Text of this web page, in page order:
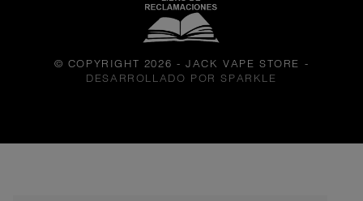
© COPYRIGHT 2026 - JACK VAPE STORE -
DESARROLLADO POR SPARKLE